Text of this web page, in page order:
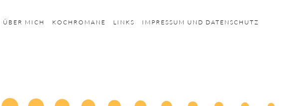
ÜBER MICH KOCHROMANE LINKS IMPRESSUM UND DATENSCHUTZ